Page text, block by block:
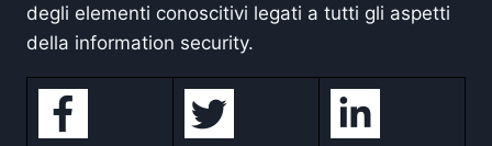
degli elementi conoscitivi legati a tutti gli aspetti
della information security.